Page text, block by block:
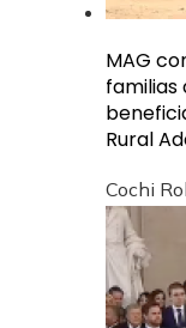
MAG
familias
Rural
Cochi